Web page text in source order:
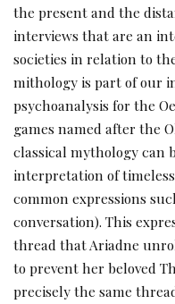
the present and the
interviews that are an
societies in relation to
mithology is part of our
psychoanalysis for the
games named after the
classical mythology can
interpretation of
common expressions
conversation). This
thread that Ariadne
to prevent her beloved
precisely the same